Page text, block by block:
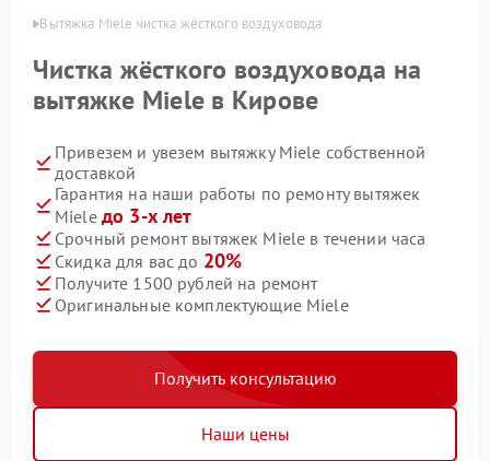
Вытяжка Miele чистка жёсткого воздуховода
Чистка жёсткого воздуховода на
вытяжке Miele в Кирове
Привезем и увезем вытяжку Miele собственной
доставкой
Гарантия на наши работы по ремонту вытяжек
Miele до 3-х лет
Срочный ремонт вытяжек Miele в течении часа
Скидка для вас до 20%
Получите 1500 рублей на ремонт
Оригинальные комплектующие Miele
Получить консультацию
Наши цены